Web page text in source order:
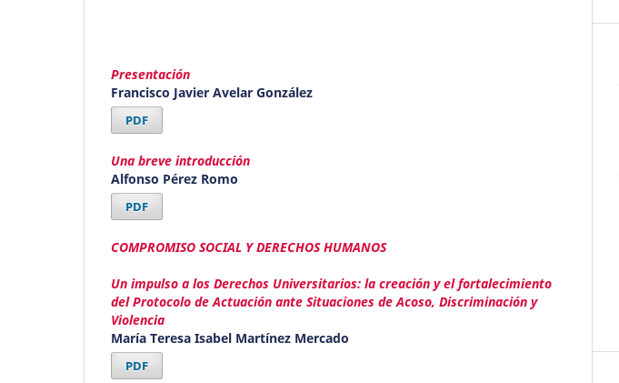
Presentación
Francisco Javier Avelar González
PDF
Una breve introducción
Alfonso Pérez Romo
PDF
COMPROMISO SOCIAL Y DERECHOS HUMANOS
Un impulso a los Derechos Universitarios: la creación y el fortalecimiento
del Protocolo de Actuación ante Situaciones de Acoso, Discriminación y
Violencia
María Teresa Isabel Martínez Mercado
PDF